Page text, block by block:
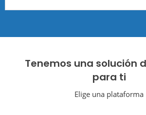
Tenemos una solución
para ti
Elige una plataforma